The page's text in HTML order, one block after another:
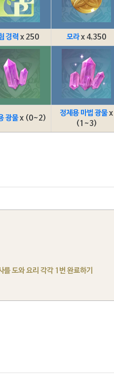
경력 x 250 모라x 4,350
광물x (0~2)
정제용 마법 광물x
(1~3)
를 도와 요리 각각 1번 완료하기